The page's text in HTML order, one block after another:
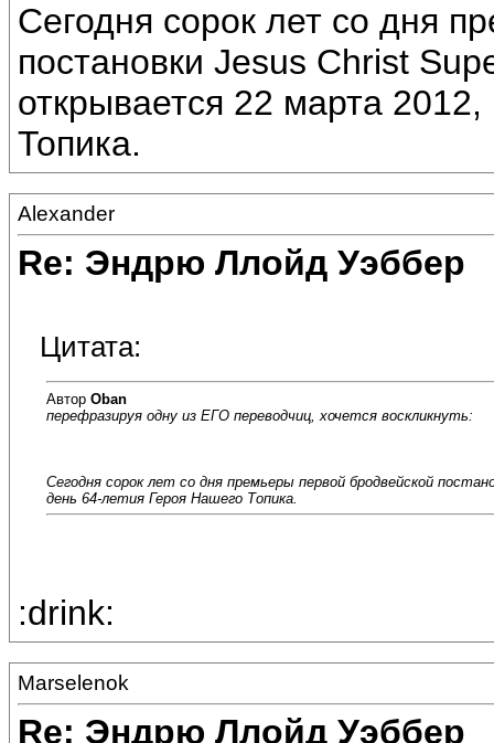
Сегодня сорок лет со дня
постановки Jesus Christ
открывается 22 марта
Топика.
Alexander
Re: Эндрю Ллойд Уэббер
Цитата:
Автор Oban
перефразируя одну из ЕГО переводчиц, хочется воскликнуть:
Сегодня сорок лет со дня премьеры первой бродвейской
день 64-летия Героя Нашего Топика.
:drink:
Marselenok
Re: Эндрю Ллойд Уэббер